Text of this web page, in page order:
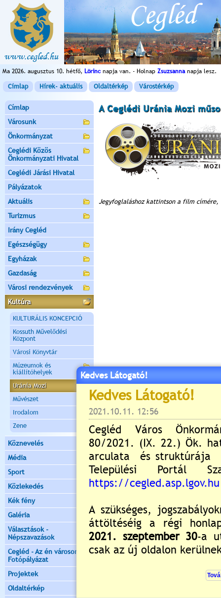
Ma 2026. augusztus 10. hétfő, Lörinc napja van. - Holnap Zsuzsannanapja lesz.
Címlap Hírek- aktuális Oldaltérkép Várostérkép
Címlap
Városunk
Önkormányzat
Ceglédi Közös
Önkormányzati Hivatal
Ceglédi Járási Hivatal
Pályázatok
Aktuális
Turizmus
Irány Cegléd
Egészségügy
Egyházak
Gazdaság
Városi rendezvények
Kultúra
KULTURÁLIS KONCEPCIÓ
Kossuth Művelődési
Központ
Városi Könyvtár
Múzeumok és
kiállítóhelyek
Uránia Mozi
Művészet
Irodalom
Zene
Köznevelés
Média
Sport
Közlekedés
Kék fény
Galéria
Választások -
Népszavazások
Cegléd - Az én városom -
Fotópályázat
Projektek
Oldaltérkép
A Ceglédi Uránia Mozi
Jegyfoglaláshoz kattintson a film
Kedves Látogató!